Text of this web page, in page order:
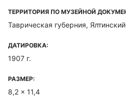
ТЕРРИТОРИЯ ПО МУЗЕЙНОЙ
Таврическая губерния,
ДАТИРОВКА:
1907 г.
РАЗМЕР:
8,2 x 11,4